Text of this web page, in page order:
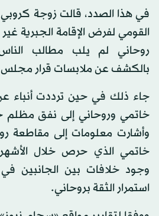
في هذا الصدد، قالت زوجة
القومي لفرض الإقامة الجبرية
روحاني لم يلب مطالب
بالكشف عن ملابسات قرار مجلس
جاء ذلك في حين ترددت أنباء
خاتمي وروحاني إلى نفق مظلم
وأشارت معلومات إلى مقاطعة
خاتمي الذي حرص خلال
وجود خلافات بين الجانبين
استمرار الثقة بروحاني.